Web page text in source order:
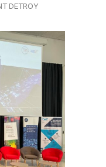
DETROY